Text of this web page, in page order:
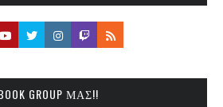
GROUP ΜΑΣ!!